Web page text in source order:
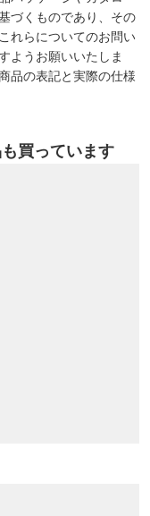
づくものであり、その
れらについてのお問い
ようお願いいたしま
品の表記と実際の仕様
買っています